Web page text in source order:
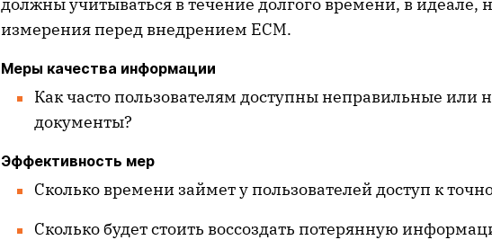
измерения перед внедрением ECM.
Меры качества информации
Как часто пользователям доступны неправильные или
документы?
Эффективность мер
Сколько времени займет у пользователей доступ к
Сколько будет стоить воссоздать потерянную